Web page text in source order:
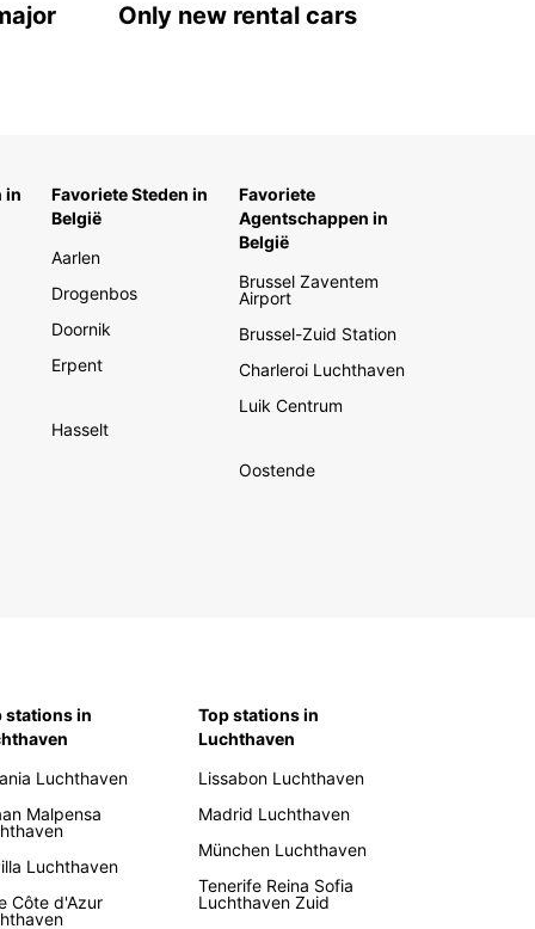
Only new rental cars
in
Favoriete Steden in
België
Aarlen
Drogenbos
Doornik
Erpent
Hasselt
Favoriete
Agentschappen in
België
Brussel Zaventem
Airport
Brussel-Zuid Station
Charleroi Luchthaven
Luik Centrum
Oostende
stations in
Luchthaven
Malpensa
Luchthaven
Côte d'Azur
Top stations in
Luchthaven
Lissabon Luchthaven
Madrid Luchthaven
München Luchthaven
Tenerife Reina Sofia
Luchthaven Zuid